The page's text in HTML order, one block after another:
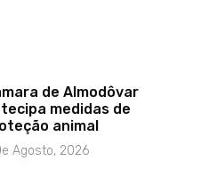
de Almodôvar
medidas de
animal
Agosto, 2026